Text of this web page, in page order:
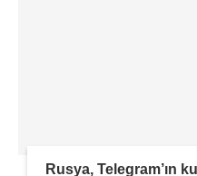
Rusya, Telegram’ın